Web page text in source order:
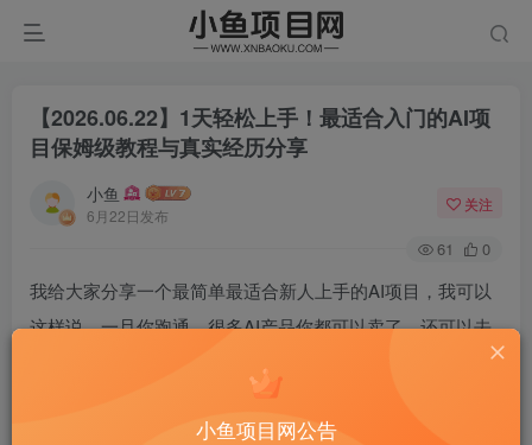
【2026.06.22】1天轻松上手！最适合入门的AI项
目保姆级教程与真实经历分享
小鱼
6月22日发布
关注
61 0
我给大家分享一个最简单最适合新人上手的AI项目，我可以
这样说，一旦你跑通，很多AI产品你都可以卖了，还可以去
建议大家都看看，后续我分享的一些AI虚拟品，都可以按照
小鱼项目网公告